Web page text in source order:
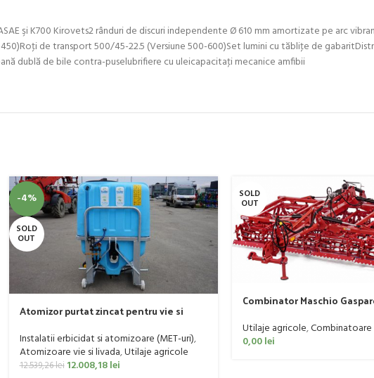
şi K700 Kirovets2 rânduri de discuri independente Ø 610 mm amortizate pe arc
de transport 500/45-22.5 (Versiune 500-600)Set lumini cu tăbliţe de
dublă de bile contra-puselubrifiere cu uleicapacitaţi mecanice amfibii
-4%
SOLD
OUT
Atomizor purtat zincat pentru vie si
Instalatii erbicidat si atomizoare (MET-uri),
Atomizoare vie si livada,Utilaje agricole
12.539,26lei 12.008,18lei
SOLD
OUT
Combinator Maschio
Utilaje agricole,
0,00lei